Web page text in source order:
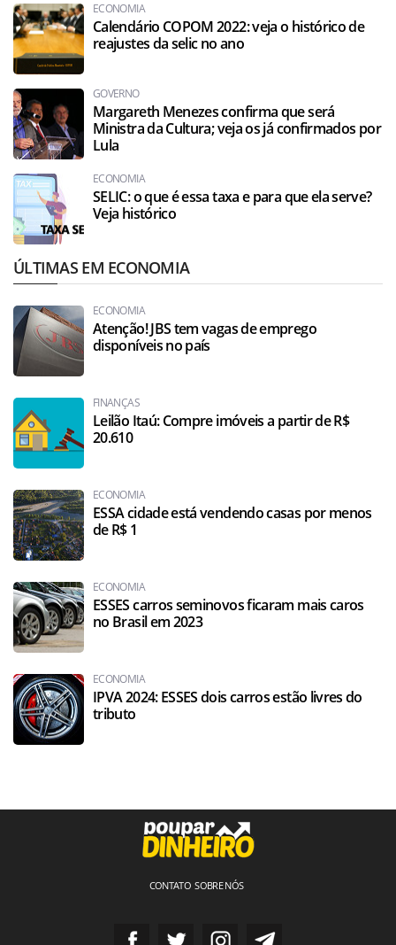
ECONOMIA
Calendário COPOM 2022: veja o histórico de
reajustes da selic no ano
GOVERNO
Margareth Menezes confirma que será
Ministra da Cultura; veja os já confirmados por
Lula
ECONOMIA
SELIC: o que é essa taxa e para que ela serve?
Veja histórico
ÚLTIMAS EM ECONOMIA
ECONOMIA
Atenção! JBS tem vagas de emprego
disponíveis no país
FINANÇAS
Leilão Itaú: Compre imóveis a partir de R$
20.610
ECONOMIA
ESSA cidade está vendendo casas por menos
de R$ 1
ECONOMIA
ESSES carros seminovos ficaram mais caros
no Brasil em 2023
ECONOMIA
IPVA 2024: ESSES dois carros estão livres do
tributo
CONTATO SOBRE NÓS